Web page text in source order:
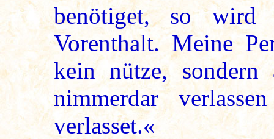
benötiget, so wird
Vorenthalt. Meine
kein nütze,
nimmerdar
verlasset.«